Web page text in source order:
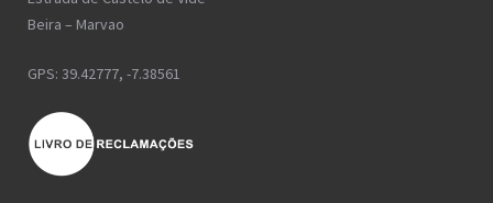
Beira – Marvao
GPS: 39.42777, -7.38561